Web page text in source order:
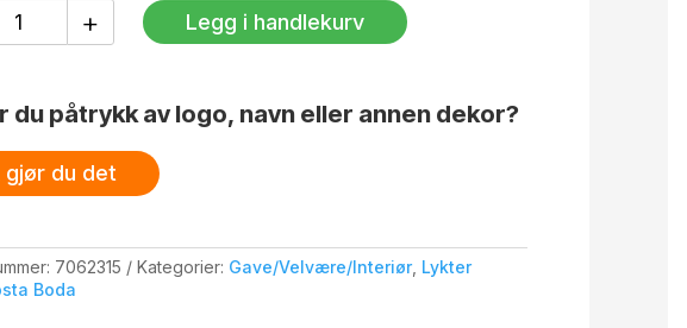
+ Legg i handlekurv
du påtrykk av logo, navn eller annen dekor?
gjør du det
7062315 Kategorier: Gave/Velvære/Interiør, Lykter
Boda